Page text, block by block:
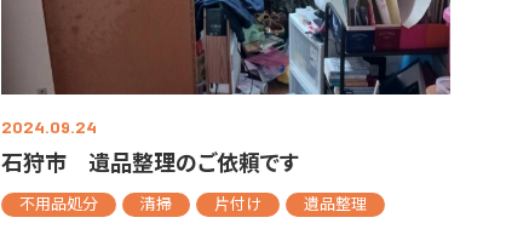
2024.09.24
石狩市 遺品整理のご依頼です
不用品処分 清掃 片付け 遺品整理